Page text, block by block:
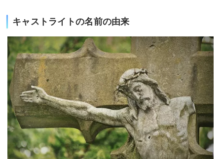
キャストライトの名前の由来